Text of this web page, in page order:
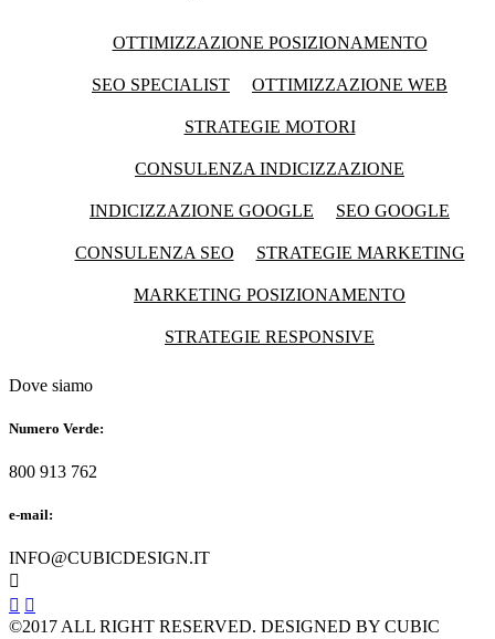
OTTIMIZZAZIONE POSIZIONAMENTO
SEO SPECIALIST OTTIMIZZAZIONE WEB
STRATEGIE MOTORI
CONSULENZA INDICIZZAZIONE
INDICIZZAZIONE GOOGLE SEO GOOGLE
CONSULENZA SEO STRATEGIE MARKETING
MARKETING POSIZIONAMENTO
STRATEGIE RESPONSIVE
Dove siamo
Numero Verde:
800 913 762
e-mail:
INFO@CUBICDESIGN.IT

 
©2017 ALL RIGHT RESERVED. DESIGNED BY CUBIC